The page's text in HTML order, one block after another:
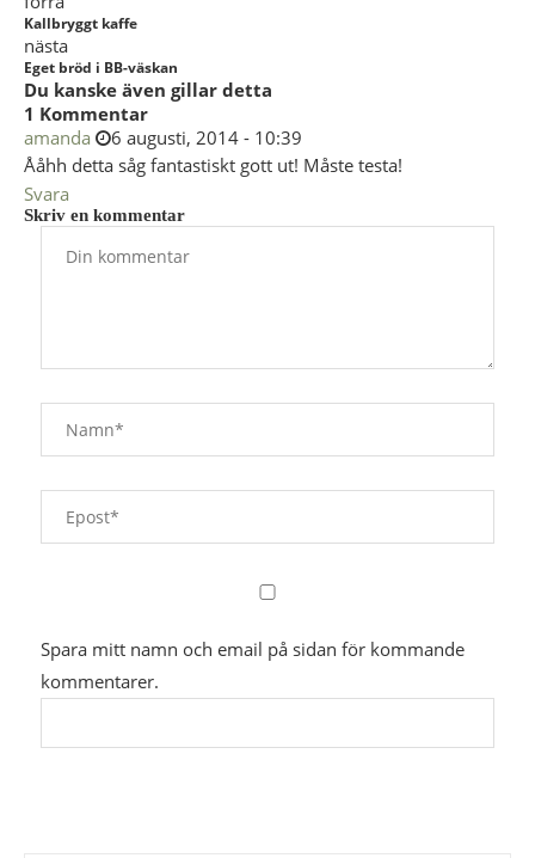
Kallbryggt kaffe
nästa
Eget bröd i BB-väskan
Du kanske även gillar detta
1 Kommentar
amanda
6 augusti, 2014 - 10:39
Ååhh detta såg fantastiskt gott ut! Måste testa!
Svara
Skriv en kommentar
Spara mitt namn och email på sidan för kommande
kommentarer.